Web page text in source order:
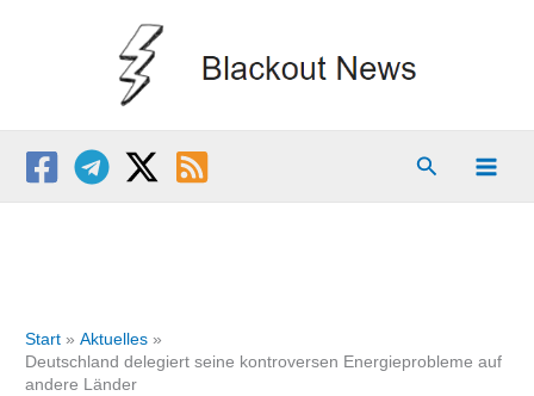
Suchen
Start
Aktuelles
Deutschland delegiert seine kontroversen Energieprobleme auf
andere Länder